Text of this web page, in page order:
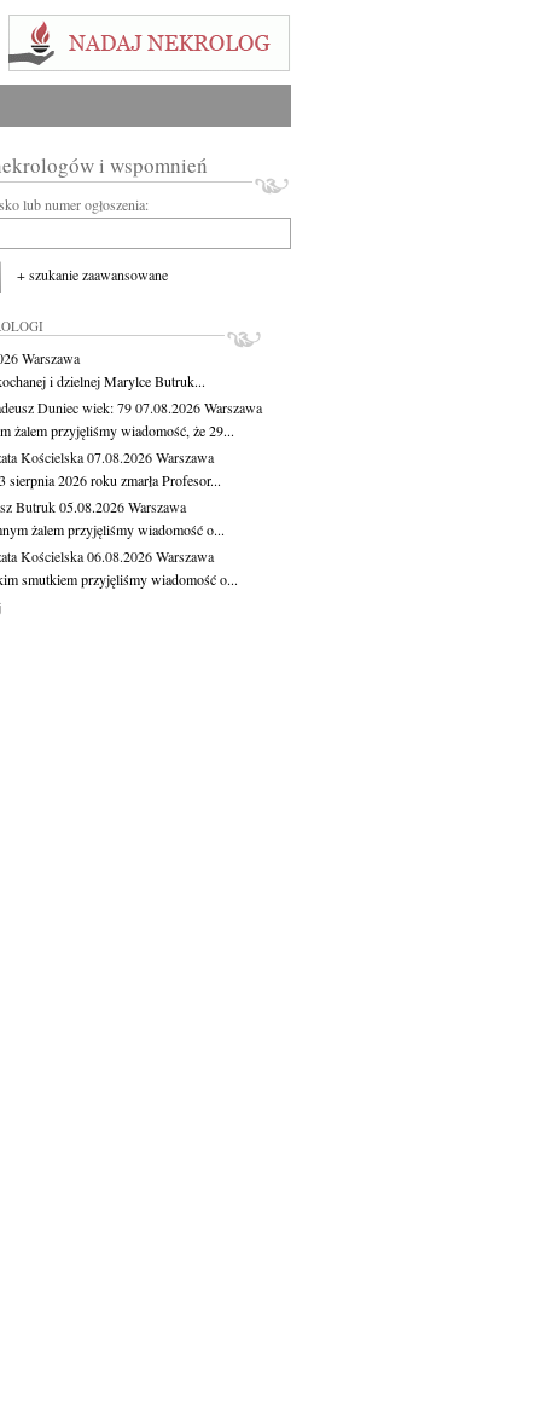
i wspomnień
lub numer ogłoszenia:
+ szukanie zaawansowane
Warszawa
i dzielnej Marylce Butruk...
Duniecwiek: 7907.08.2026Warszawa
żalem przyjęliśmy wiadomość, że 29...
Kościelska07.08.2026Warszawa
sierpnia 2026 roku zmarła Profesor...
Butruk05.08.2026Warszawa
żalem przyjęliśmy wiadomość o...
Kościelska06.08.2026Warszawa
smutkiem przyjęliśmy wiadomość o...